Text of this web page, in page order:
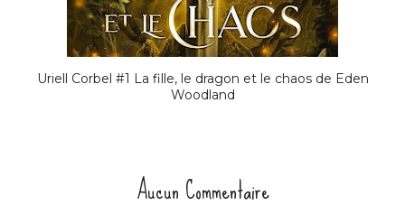
Uriell Corbel #1 La fille, le dragon et le chaos de Eden
Woodland
Aucun Commentaire